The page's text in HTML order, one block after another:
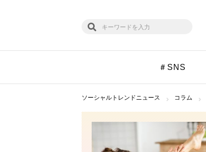
＃SNS
ソーシャルトレンドニュース コラム